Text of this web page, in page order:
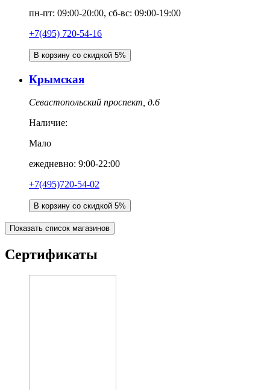
пн-пт: 09:00-20:00, сб-вс: 09:00-19:00
+7(495) 720-54-16
В корзину со скидкой 5%
Крымская
Севастопольский проспект, д.6
Наличие:
Мало
ежедневно: 9:00-22:00
+7(495)720-54-02
В корзину со скидкой 5%
Показать список магазинов
Сертификаты